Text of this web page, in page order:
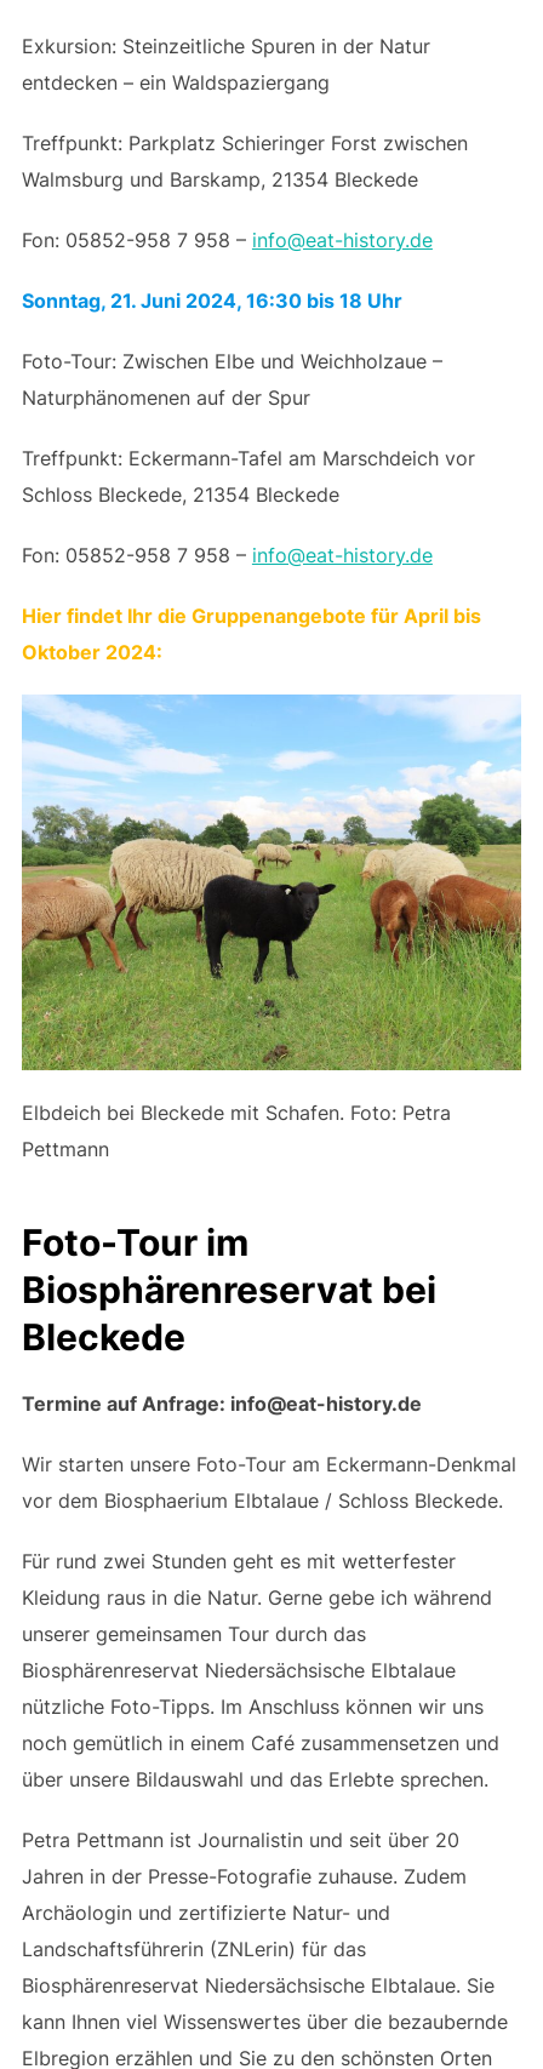
Exkursion: Steinzeitliche Spuren in der Natur
entdecken – ein Waldspaziergang
Treffpunkt: Parkplatz Schieringer Forst zwischen
Walmsburg und Barskamp, 21354 Bleckede
Fon: 05852-958 7 958 – info@eat-history.de
Sonntag, 21. Juni 2024, 16:30 bis 18 Uhr
Foto-Tour: Zwischen Elbe und Weichholzaue –
Naturphänomenen auf der Spur
Treffpunkt: Eckermann-Tafel am Marschdeich vor
Schloss Bleckede, 21354 Bleckede
Fon: 05852-958 7 958 – info@eat-history.de
Hier findet Ihr die Gruppenangebote für April bis
Oktober 2024:
Elbdeich bei Bleckede mit Schafen. Foto: Petra
Pettmann
Foto-Tour im
Biosphärenreservat bei
Bleckede
Termine auf Anfrage: info@eat-history.de
Wir starten unsere Foto-Tour am Eckermann-Denkmal
vor dem Biosphaerium Elbtalaue / Schloss Bleckede.
Für rund zwei Stunden geht es mit wetterfester
Kleidung raus in die Natur. Gerne gebe ich während
unserer gemeinsamen Tour durch das
Biosphärenreservat Niedersächsische Elbtalaue
nützliche Foto-Tipps. Im Anschluss können wir uns
noch gemütlich in einem Café zusammensetzen und
über unsere Bildauswahl und das Erlebte sprechen.
Petra Pettmann ist Journalistin und seit über 20
Jahren in der Presse-Fotografie zuhause. Zudem
Archäologin und zertifizierte Natur- und
Landschaftsführerin (ZNLerin) für das
Biosphärenreservat Niedersächsische Elbtalaue. Sie
kann Ihnen viel Wissenswertes über die bezaubernde
Elbregion erzählen und Sie zu den schönsten Orten